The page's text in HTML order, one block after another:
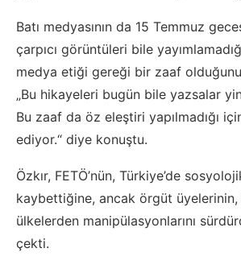
Batı medyasının da 15 Temmuz
çarpıcı görüntüleri bile
medya etiği gereği bir zaaf
„Bu hikayeleri bugün bile yazsalar
Bu zaaf da öz eleştiri yapılmadığı
ediyor.“ diye konuştu.
Özkır, FETÖ’nün, Türkiye’de
kaybettiğine, ancak örgüt üyelerinin,
ülkelerden manipülasyonlarını
çekti.